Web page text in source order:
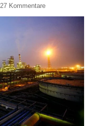
27 Kommentare